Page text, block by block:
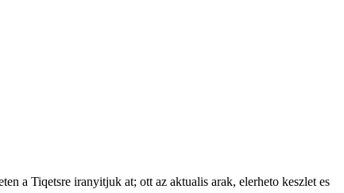
a Tiqetsre iranyitjuk at; ott az aktualis arak, elerheto keszlet es